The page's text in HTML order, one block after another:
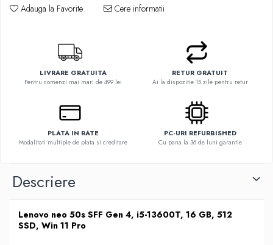
Adauga la Favorite Cere informatii
LIVRARE GRATUITA
Pentru comenzi mai mari de 499 lei
RETUR GRATUIT
Ai la dispozitie 15 zile pentru retur
PLATA IN RATE
Modalitati multiple de plata si creditare
PC-URI REFURBISHED
Cu pana la 36 de luni garantie
Descriere
Lenovo neo 50s SFF Gen 4, i5-13600T, 16 GB, 512
SSD, Win 11 Pro